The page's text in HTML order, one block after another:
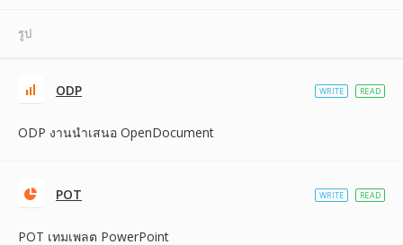
รูป
ODP
ODP งานนำเสนอ OpenDocument
WRITE READ
POT
POT เทมเพลต PowerPoint
WRITE READ